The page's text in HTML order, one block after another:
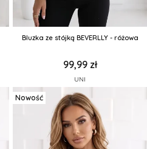
Bluzka ze stójką BEVERLLY - różowa
99,99 zł
UNI
Nowość